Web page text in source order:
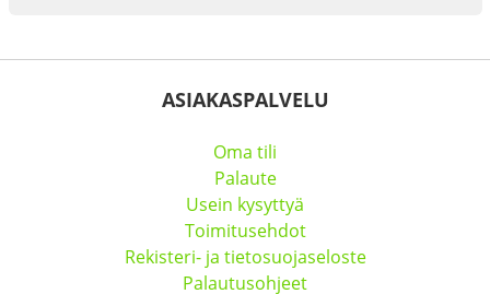
ASIAKASPALVELU
Oma tili
Palaute
Usein kysyttyä
Toimitusehdot
Rekisteri- ja tietosuojaseloste
Palautusohjeet